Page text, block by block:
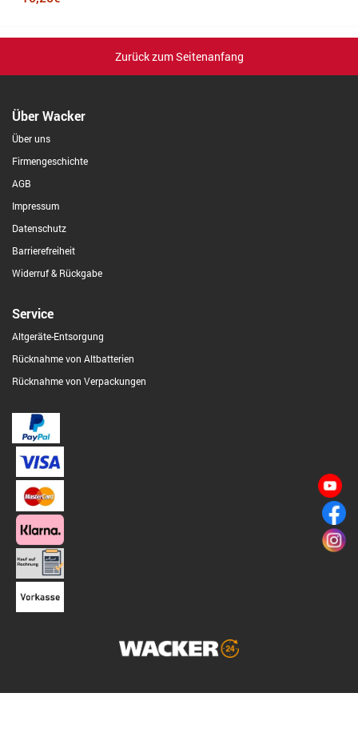
Zurück zum Seitenanfang
Über Wacker
Über uns
Firmengeschichte
AGB
Impressum
Datenschutz
Barrierefreiheit
Widerruf & Rückgabe
Service
Altgeräte-Entsorgung
Rücknahme von Altbatterien
Rücknahme von Verpackungen